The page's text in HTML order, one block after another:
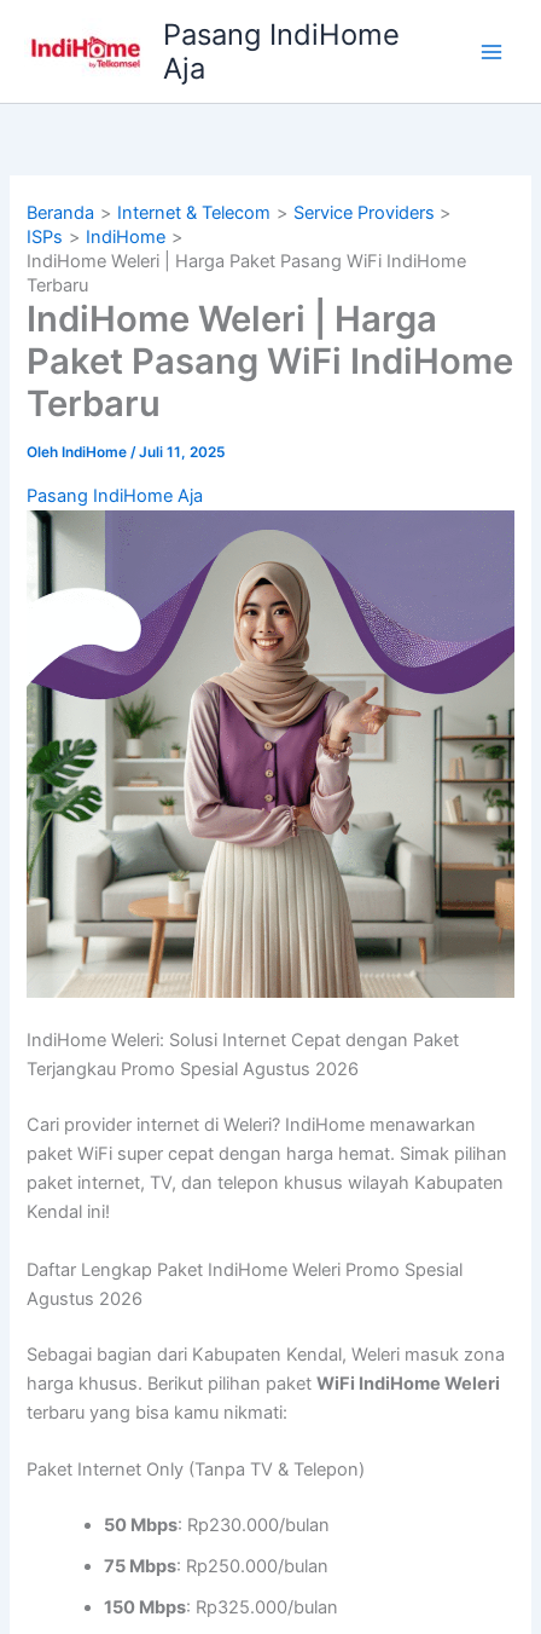
Pasang IndiHome
Aja
Beranda Internet & Telecom
Service Providers
ISPs
IndiHome
IndiHome Weleri | Harga Paket Pasang WiFi IndiHome
Terbaru
IndiHome Weleri | Harga
Paket Pasang WiFi IndiHome
Terbaru
Oleh IndiHome/Juli 11, 2025
Pasang IndiHome Aja
IndiHome Weleri: Solusi Internet Cepat dengan Paket
Terjangkau Promo Spesial Agustus 2026
Cari provider internet di Weleri? IndiHome menawarkan
paket WiFi super cepat dengan harga hemat. Simak pilihan
paket internet, TV, dan telepon khusus wilayah Kabupaten
Kendal ini!
Daftar Lengkap Paket IndiHome Weleri Promo Spesial
Agustus 2026
Sebagai bagian dari Kabupaten Kendal, Weleri masuk zona
harga khusus. Berikut pilihan paketWiFi IndiHome Weleri
terbaru yang bisa kamu nikmati:
Paket Internet Only (Tanpa TV & Telepon)
50 Mbps: Rp230.000/bulan
75 Mbps: Rp250.000/bulan
150 Mbps: Rp325.000/bulan